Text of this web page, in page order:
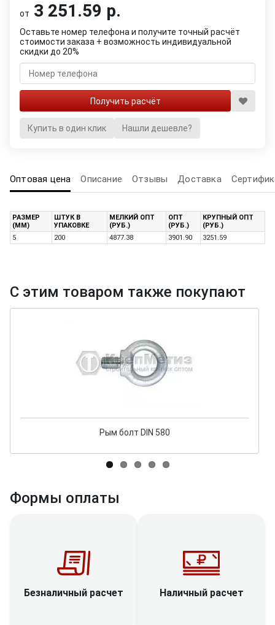
от 3 251.59 р.
Оставьте номер телефона и получите точный расчёт
стоимости заказа + возможность индивидуальной
скидки до 20%
Купить в один клик Нашли дешевле?
Оптовая цена Описание Отзывы Доставка
РАЗМЕР
(ММ)
ШТУК В
УПАКОВКЕ
МЕЛКИЙ ОПТ
(РУБ.)
ОПТ
(РУБ.)
КРУПНЫЙ ОПТ
(РУБ.)
5
200 4877.38 3901.90 3251.59
С этим товаром также покупают
Рым болт DIN 580
Формы оплаты
Безналичный расчет Наличный расчет